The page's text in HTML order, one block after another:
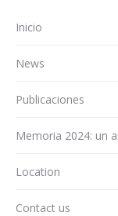
Inicio
News
Publicaciones
Memoria 2024: un
Location
Contact us